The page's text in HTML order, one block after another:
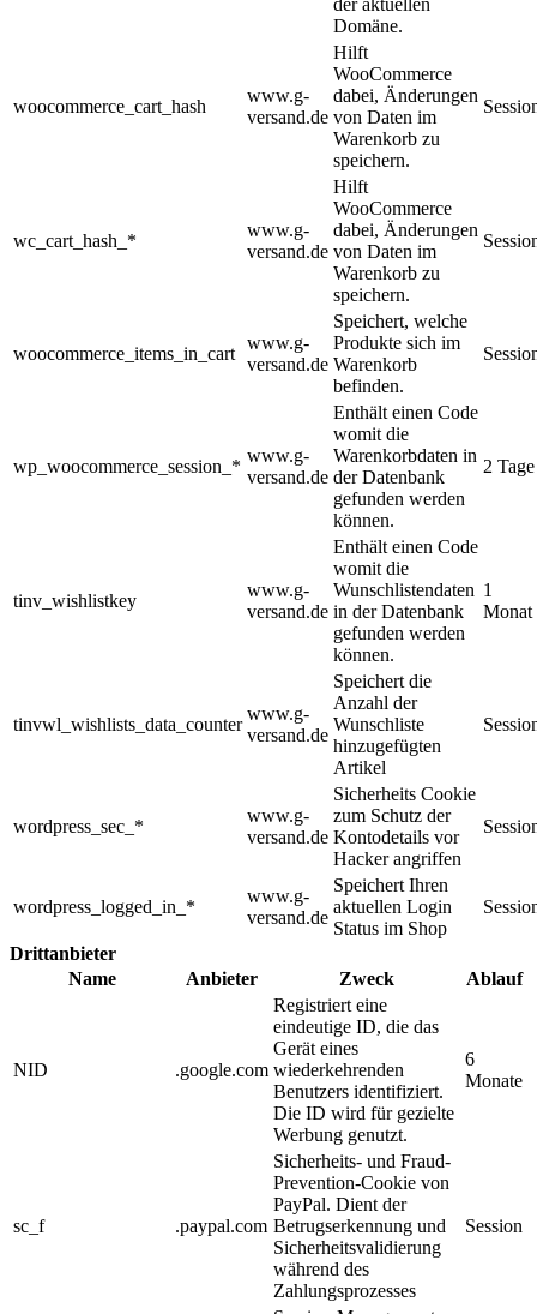
der aktuellen
Domäne.
woocommerce_cart_hash
www.g-
versand.de
Hilft
WooCommerce
dabei, Änderungen
von Daten im
Warenkorb zu
speichern.
wc_cart_hash_*
www.g-
versand.de
Hilft
WooCommerce
dabei, Änderungen
von Daten im
Warenkorb zu
speichern.
woocommerce_items_in_cart
www.g-
versand.de
Speichert, welche
Produkte sich im
Warenkorb
befinden.
wp_woocommerce_session_*
www.g-
versand.de
Enthält einen Code
womit die
Warenkorbdaten in
der Datenbank
gefunden werden
können.
2 Tage
tinv_wishlistkey
www.g-
versand.de
Enthält einen Code
womit die
Wunschlistendaten
in der Datenbank
gefunden werden
können.
1
Monat
tinvwl_wishlists_data_counter
www.g-
versand.de
Speichert die
Anzahl der
Wunschliste
hinzugefügten
Artikel
wordpress_sec_*
www.g-
versand.de
Sicherheits Cookie
zum Schutz der
Kontodetails vor
Hacker angriffen
wordpress_logged_in_*
www.g-
versand.de
Speichert Ihren
aktuellen Login
Status im Shop
Drittanbieter
Name
Anbieter Zweck Ablauf
NID .google.com
Registriert eine
eindeutige ID, die das
Gerät eines
wiederkehrenden
Benutzers identifiziert.
Die ID wird für gezielte
Werbung genutzt.
6
Monate
sc_f .paypal.com
Sicherheits- und Fraud-
Prevention-Cookie von
PayPal. Dient der
Betrugserkennung und
Sicherheitsvalidierung
während des
Zahlungsprozesses
Session